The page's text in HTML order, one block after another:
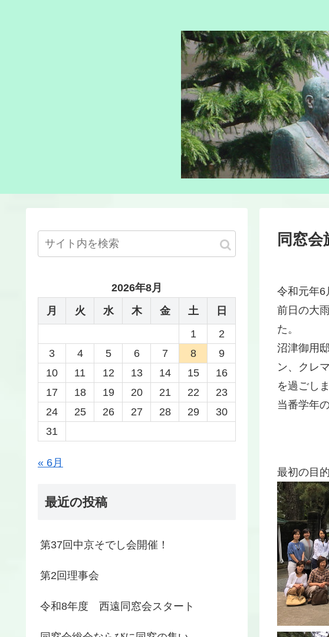
同窓
令和元年6
前日の大
た。
沼津御用
ン、クレ
を過ごし
当番学年
最初の目
2026年8月
月
火 水 木 金 土
日
1
2
3
4 5 6 7 8
9
10
11 12 13 14 15
16
17
18 19 20 21 22
23
24
25 26 27 28 29
30
31
« 6月
最近の投稿
第37回中京そでし会開催！
第2回理事会
令和8年度 西遠同窓会スタート